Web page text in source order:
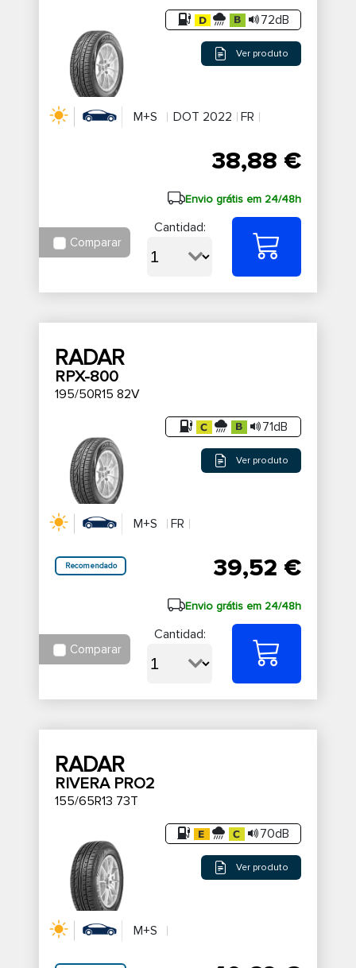
72dB
Ver produto
M+S DOT 2022 FR
38,88 €
Envio grátis em 24/48h
Comparar
Cantidad:
RADAR
RPX-800
195/50R15 82V
71dB
Ver produto
M+S FR
Recomendado 39,52 €
Envio grátis em 24/48h
Comparar
Cantidad:
RADAR
RIVERA PRO2
155/65R13 73T
70dB
Ver produto
M+S